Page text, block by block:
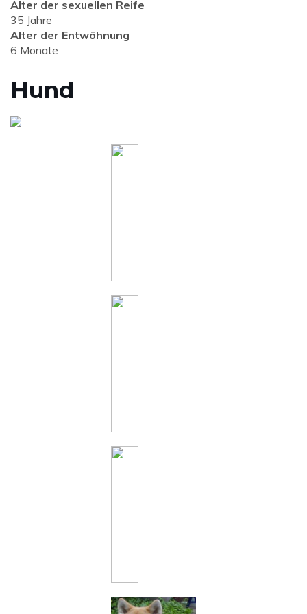
Alter der sexuellen Reife
35 Jahre
Alter der Entwöhnung
6 Monate
Hund